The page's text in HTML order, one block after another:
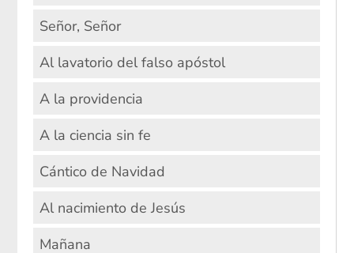
Señor, Señor
Al lavatorio del falso apóstol
A la providencia
A la ciencia sin fe
Cántico de Navidad
Al nacimiento de Jesús
Mañana